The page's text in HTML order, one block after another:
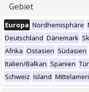
Gebiet
Europa Nordhemisphäre
Deutschland Dänemark
Afrika Ostasien Südasien
Italien/Balkan Spanien
Schweiz Island